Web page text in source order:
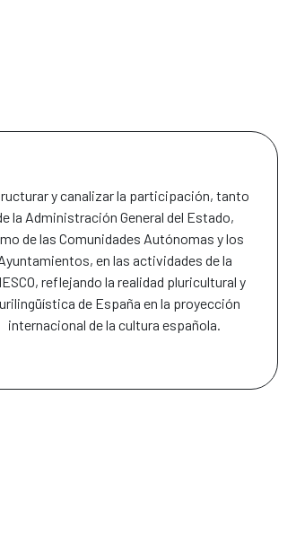
y canalizar la participación, tanto
la Administración General del Estado,
de las Comunidades Autónomas y los
en las actividades de la
reflejando la realidad pluricultural y
de España en la proyección
internacional de la cultura española.